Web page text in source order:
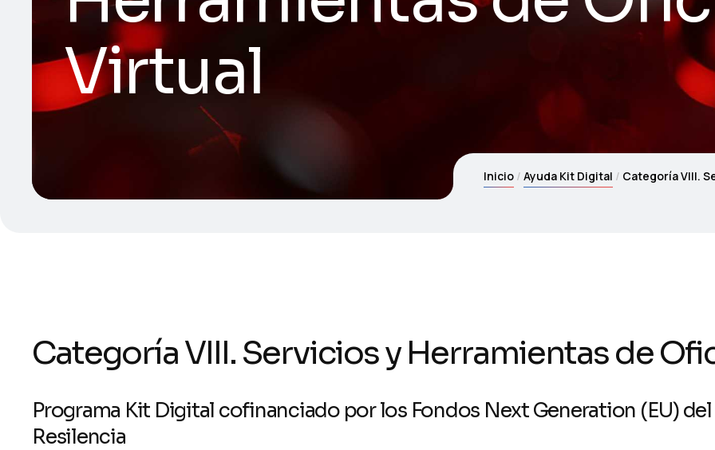
Virtual
Inicio Ayuda Kit Digital Categoría VIII.
Categoría VIII. Servicios y Herramientas de
Programa Kit Digital cofinanciado por los Fondos Next Generation (EU)
Resilencia